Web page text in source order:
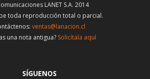
LANET S.A. 2014
toda reproducción total o parcial.
ventas@lanacion.cl
una nota antigua? Solicítala aquí
SÍGUENOS